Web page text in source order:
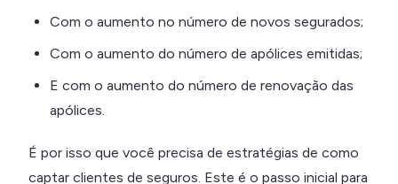
Com o aumento no número de novos segurados;
Com o aumento do número de apólices emitidas;
E com o aumento do número de renovação das
apólices.
É por isso que você precisa de estratégias de como
captar clientes de seguros. Este é o passo inicial para